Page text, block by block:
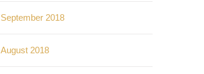
September 2018
August 2018